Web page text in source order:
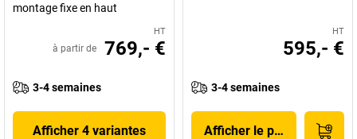
montage fixe en haut
HT
à partir de 769,- €
3-4 semaines
Afficher 4 variantes
HT
595,- €
3-4 semaines
Afficher le produit